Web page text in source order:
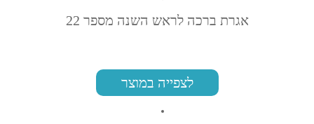
אגרת ברכה לראש השנה מספר 22
לצפייה במוצר